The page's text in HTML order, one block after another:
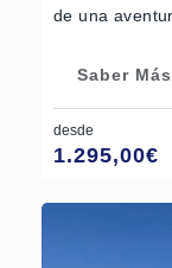
de una
Saber Más
desde
1.295,00€